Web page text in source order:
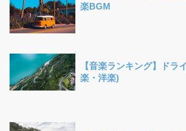
楽BGM
【音楽ランキング】ドラ
楽・洋楽)